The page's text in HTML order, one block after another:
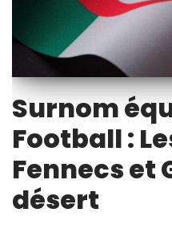
Surnom
Football :
Fennecs et
désert